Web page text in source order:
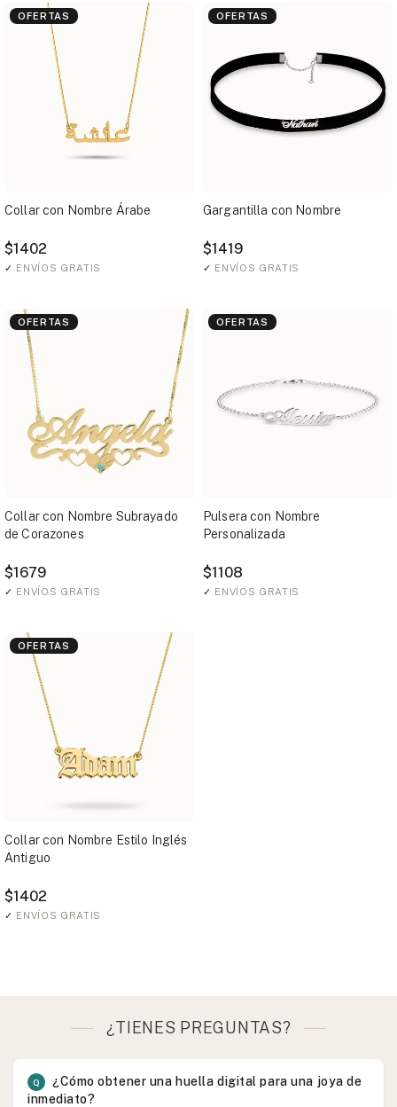
OFERTAS
Collar con Nombre Árabe
$1402
✓ ENVÍOS GRATIS
OFERTAS
Gargantilla con Nombre
$1419
✓ ENVÍOS GRATIS
OFERTAS
Collar con Nombre Subrayado
de Corazones
$1679
✓ ENVÍOS GRATIS
OFERTAS
Pulsera con Nombre
Personalizada
$1108
✓ ENVÍOS GRATIS
OFERTAS
Collar con Nombre Estilo Inglés
Antiguo
$1402
✓ ENVÍOS GRATIS
¿TIENES PREGUNTAS?
¿Cómo obtener una huella digital para una joya de
inmediato?